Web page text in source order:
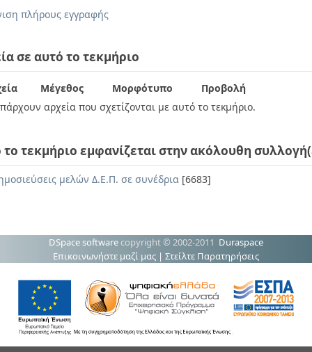
πλήρους εγγραφής
σε αυτό το τεκμήριο
Μέγεθος Μορφότυπο
Προβολή
αρχεία που σχετίζονται με αυτό το τεκμήριο.
το τεκμήριο εμφανίζεται στην ακόλουθη
μελών Δ.Ε.Π. σε συνέδρια [6683]
DSpace software copyright © 2002-2011 Duraspace
Επικοινωνήστε μαζί μας | Στείλτε Παρατηρήσεις